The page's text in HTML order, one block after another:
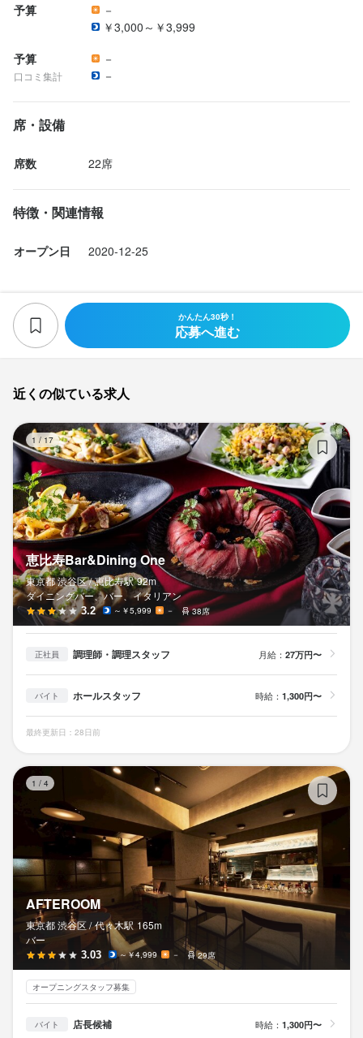
予算
－
￥3,000～￥3,999
予算
口コミ集計
－
－
席・設備
席数 22席
特徴・関連情報
オープン日 2020-12-25
かんたん30秒！
応募へ進む
近くの似ている求人
1 /17
恵比寿Bar&Dining One
東京都 渋谷区 / 恵比寿駅 92m
ダイニングバー、バー、イタリアン
3.2 ～￥5,999 － 38席
正社員 調理師・調理スタッフ 月給： 27万円〜
バイト ホールスタッフ 時給： 1,300円〜
最終更新日：28日前
1 / 4
AFTEROOM
東京都 渋谷区 / 代々木駅 165m
バー
3.03 ～￥4,999 － 29席
オープニングスタッフ募集
バイト 店長候補 時給： 1,300円〜
スタッフ同士の仲も良く、食事や飲みに行くことも多いです。
お客さまと一緒にスタッフも乾杯することもあるので、皆で楽し
みながら働いています！
求める人物像
◇お洒落なバーで働きたい方
選考の流れ
一度店舗に足を運んで頂いて面接を経て、内定となります。
なお、事情がある場合などWeb面接にも対応いたしますので、気
兼ねなくご相談ください。
お店の採用担当者からのメッセージ
私たちと一緒に、今までにないお店をつくりあげませんか？
少しでも興味をお持ちでしたら、ぜひお気軽にご応募ください。
一度、カジュアルにお話しましょう。
ご応募を心よりお待ちしております。
店名
Knight-Night
勤務地
連絡先
03-6416-4949
法人名・事業者名
株式会社プレイスタイル
最終更新日2023/11/22
パワフルな男性スタッフが多数在籍しており、雰囲気の良い職場
スタッフ同士の仲も良く、食事や飲みに行くことも多いです。
お客さまと一緒にスタッフも乾杯することもあるので、皆で楽し
身に付くスキル
求める人物像
◇お洒落なバーで働きたい方
◇お酒が好きだという方
一度店舗に足を運んで頂いて面接を経て、内定となります。
なお、事情がある場合などWeb面接にも対応いたしますので、気
兼ねなくご相談ください。
お店の採用担当者からのメッセージ
私たちと一緒に、今までにないお店をつくりあげませんか？
少しでも興味をお持ちでしたら、ぜひお気軽にご応募ください。
一度、カジュアルにお話しましょう。
ご応募を心よりお待ちしております。
店名
Knight-Night
勤務地
東京都渋谷区恵比寿西1-9-7 グランベル恵比寿西ビル 7F
03-6416-4949
法人名・事業者名
株式会社プレイスタイル
最終更新日2024/09/01
スタッフ同士の仲も良く、食事や飲みに行くことも多いです。
お客さまと一緒にスタッフも乾杯することもあるので、皆で楽し
みながら働いています！
求める人物像
◇お洒落なバーで働きたい方
選考の流れ
一度店舗に足を運んで頂いて面接を経て、内定となります。
なお、事情がある場合などWeb面接にも対応いたしますので、気
兼ねなくご相談ください。
お店の採用担当者からのメッセージ
私たちと一緒に、今までにないお店をつくりあげませんか？
少しでも興味をお持ちでしたら、ぜひお気軽にご応募ください。
一度、カジュアルにお話しましょう。
ご応募を心よりお待ちしております。
店名
Knight-Night
勤務地
連絡先
03-6416-4949
法人名・事業者名
株式会社プレイスタイル
最終更新日2023/11/22